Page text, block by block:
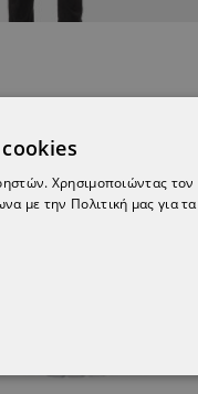
Χρησιμοποιώντας τον
με την Πολιτική μας για τα
ΛΕΙΤΟΥΡΓΙΚΌΤΗΤΑΣ